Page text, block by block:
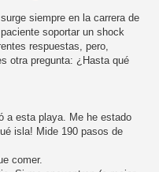
siempre en la carrera de
soportar un shock
respuestas, pero,
otra pregunta: ¿Hasta qué
a esta playa. Me he estado
isla! Mide 190 pasos de
comer.